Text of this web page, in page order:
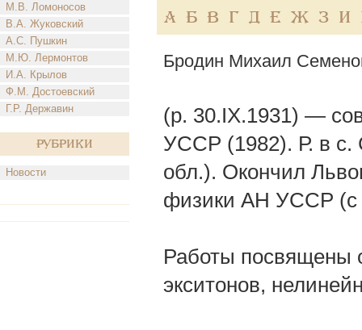
М.В. Ломоносов
В.А. Жуковский
А.С. Пушкин
М.Ю. Лермонтов
И.А. Крылов
Ф.М. Достоевский
Г.Р. Державин
Рубрики
Новости
А Б В Г Д Е Ж З И
Бродин Михаил
(р. 30.IX.1931) —
УССР (1982). Р. в с.
обл.). Окончил
физики АН УССР (с
Работы посвящены
экситонов,